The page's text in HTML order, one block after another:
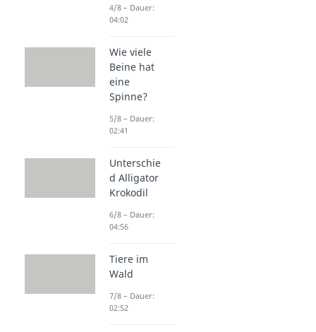
4/8 – Dauer:
04:02
Wie viele
Beine hat
eine
Spinne?
5/8 – Dauer:
02:41
Unterschie
d Alligator
Krokodil
6/8 – Dauer:
04:56
Tiere im
Wald
7/8 – Dauer:
02:52